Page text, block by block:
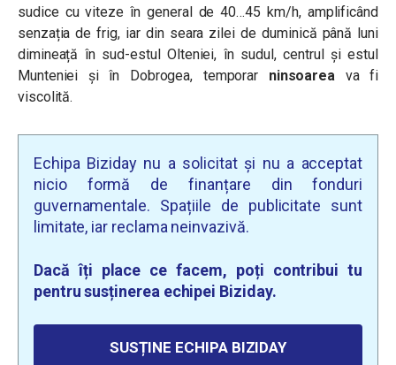
sudice cu viteze în general de 40…45 km/h, amplificând
senzația de frig, iar din seara zilei de duminică până luni
dimineață în sud-estul Olteniei, în sudul, centrul și estul
Munteniei și în Dobrogea, temporar ninsoarea va fi
viscolită.
Echipa Biziday nu a solicitat și nu a acceptat
nicio formă de finanțare din fonduri
guvernamentale. Spațiile de publicitate sunt
limitate, iar reclama neinvazivă.
Dacă îți place ce facem, poți contribui tu
pentru susținerea echipei Biziday.
SUSȚINE ECHIPA BIZIDAY